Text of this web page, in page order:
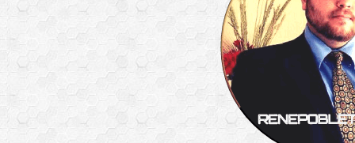
❅